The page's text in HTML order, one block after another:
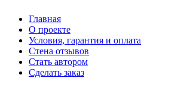
Главная
О проекте
Условия, гарантия и оплата
Стена отзывов
Стать автором
Сделать заказ